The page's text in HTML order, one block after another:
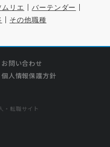
ムリエ
バーテンダー
その他職種
お問い合わせ
個人情報保護方針
転職サイト